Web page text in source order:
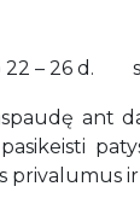
– 26 d.
ant
privalumus